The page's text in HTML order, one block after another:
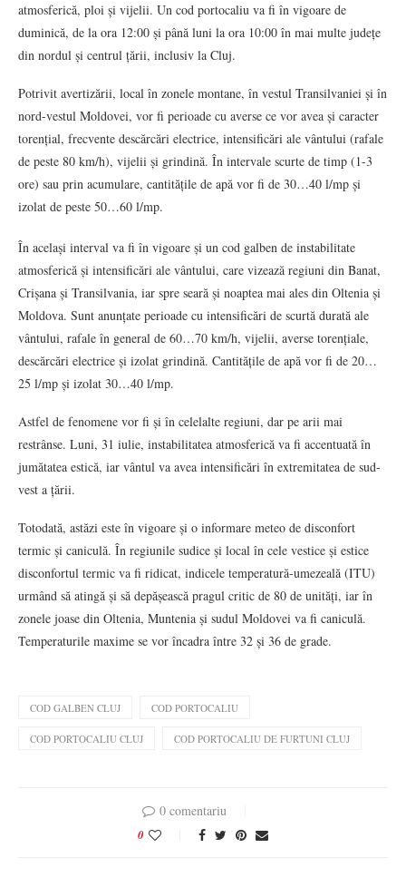
atmosferică, ploi și vijelii. Un cod portocaliu va fi în vigoare de
duminică, de la ora 12:00 și până luni la ora 10:00 în mai multe județe
din nordul și centrul țării, inclusiv la Cluj.
Potrivit avertizării, local în zonele montane, în vestul Transilvaniei și în
nord-vestul Moldovei, vor fi perioade cu averse ce vor avea și caracter
torențial, frecvente descărcări electrice, intensificări ale vântului (rafale
de peste 80 km/h), vijelii și grindină. În intervale scurte de timp (1-3
ore) sau prin acumulare, cantitățile de apă vor fi de 30…40 l/mp și
izolat de peste 50…60 l/mp.
În același interval va fi în vigoare și un cod galben de instabilitate
atmosferică și intensificări ale vântului, care vizează regiuni din Banat,
Crișana și Transilvania, iar spre seară și noaptea mai ales din Oltenia și
Moldova. Sunt anunțate perioade cu intensificări de scurtă durată ale
vântului, rafale în general de 60…70 km/h, vijelii, averse torențiale,
descărcări electrice și izolat grindină. Cantitățile de apă vor fi de 20…
25 l/mp și izolat 30…40 l/mp.
Astfel de fenomene vor fi și în celelalte regiuni, dar pe arii mai
restrânse. Luni, 31 iulie, instabilitatea atmosferică va fi accentuată în
jumătatea estică, iar vântul va avea intensificări în extremitatea de sud-
vest a țării.
Totodată, astăzi este în vigoare și o informare meteo de disconfort
termic și caniculă. În regiunile sudice și local în cele vestice și estice
disconfortul termic va fi ridicat, indicele temperatură-umezeală (ITU)
urmând să atingă și să depășească pragul critic de 80 de unități, iar în
zonele joase din Oltenia, Muntenia și sudul Moldovei va fi caniculă.
Temperaturile maxime se vor încadra între 32 și 36 de grade.
COD GALBEN CLUJ COD PORTOCALIU
COD PORTOCALIU CLUJ COD PORTOCALIU DE FURTUNI CLUJ
0 comentariu
0